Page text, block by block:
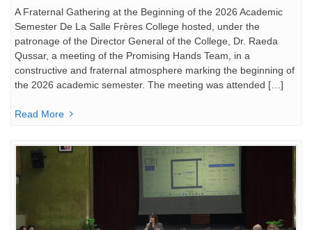
A Fraternal Gathering at the Beginning of the 2026 Academic
Semester De La Salle Frères College hosted, under the
patronage of the Director General of the College, Dr. Raeda
Qussar, a meeting of the Promising Hands Team, in a
constructive and fraternal atmosphere marking the beginning of
the 2026 academic semester. The meeting was attended […]
Read More